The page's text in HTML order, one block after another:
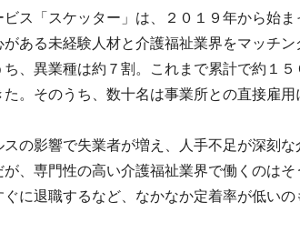
ス「スケッター」は、２０１９年から始ま
ある未経験人材と介護福祉業界をマッチン
ち、異業種は約７割。これまで累計で約１
。そのうち、数十名は事業所との直接雇用
の影響で失業者が増え、人手不足が深刻な
、専門性の高い介護福祉業界で働くのはそ
に退職するなど、なかなか定着率が低いの